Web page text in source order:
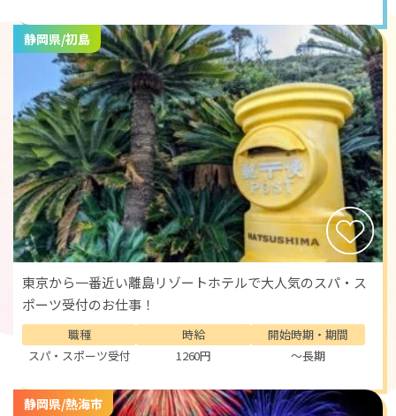
静岡県/初島
東京から一番近い離島リゾートホテルで大人気のスパ・ス
ポーツ受付のお仕事！
職種
スパ・スポーツ受付
時給
1260円
開始時期・期間
～長期
静岡県/熱海市